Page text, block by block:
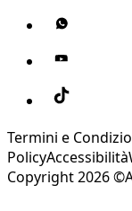
Termini e
PolicyAccessibilità
Copyright 2026